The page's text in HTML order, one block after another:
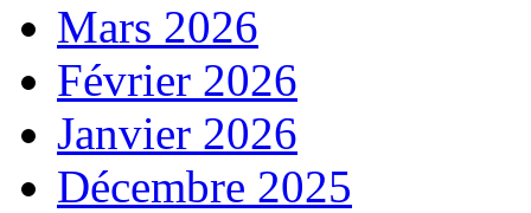
Mars 2026
Février 2026
Janvier 2026
Décembre 2025